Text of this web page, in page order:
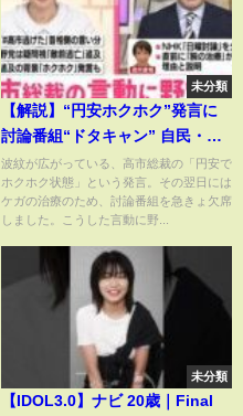
未分類
【解説】“円安ホクホク”発言に
討論番組“ドタキャン” 自民・高
市総裁の言動に野党反発、批判
の声
波紋が広がっている、高市総裁の「円安で
ホクホク状態」という発言。その翌日には
ケガの治療のため、討論番組を急きょ欠席
しました。こうした言動に野...
未分類
【IDOL3.0】ナビ 20歳｜Final